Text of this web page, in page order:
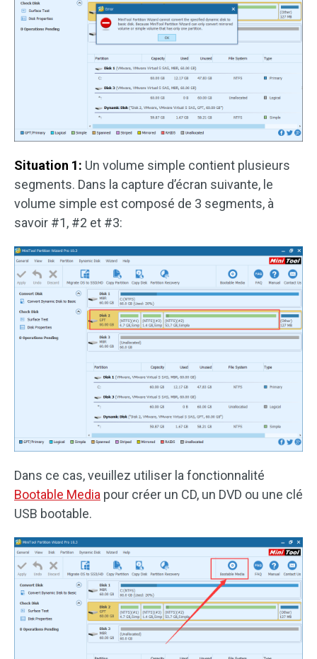
Situation 1: Un volume simple contient plusieurs
segments. Dans la capture d’écran suivante, le
volume simple est composé de 3 segments, à
savoir #1, #2 et #3:
Dans ce cas, veuillez utiliser la fonctionnalité
Bootable Media pour créer un CD, un DVD ou une clé
USB bootable.